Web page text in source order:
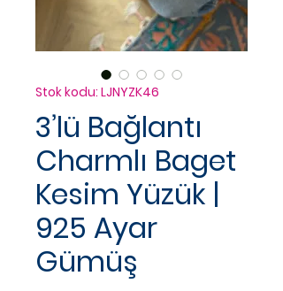
Stok kodu: LJNYZK46
3’lü Bağlantı
Charmlı Baget
Kesim Yüzük |
925 Ayar
Gümüş